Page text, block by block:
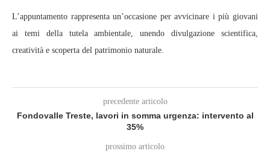
L’appuntamento rappresenta un’occasione per avvicinare i più giovani
ai temi della tutela ambientale, unendo divulgazione scientifica,
creatività e scoperta del patrimonio naturale.
precedente articolo
Fondovalle Treste, lavori in somma urgenza: intervento al
35%
prossimo articolo